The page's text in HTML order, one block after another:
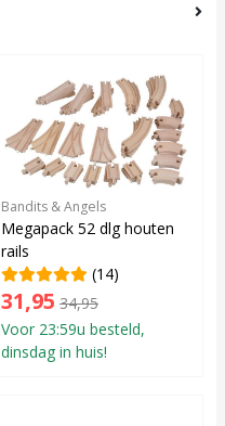
Bandits & Angels
Megapack 52 dlg houten
rails
(14)
31,95 34,95
Voor 23:59u besteld,
dinsdag in huis!